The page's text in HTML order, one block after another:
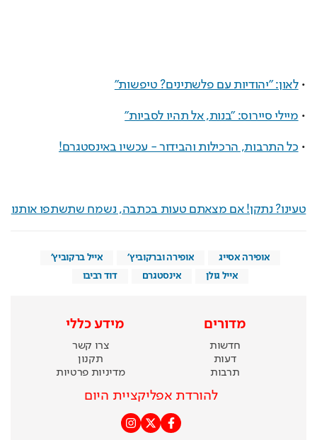
לאון: "יהודיות עם פלשתינים? טיפשות"
מיילי סיירוס: "בנות, אל תהיו לסביות"
כל התרבות, הרכילות והבידור - עכשיו באינסטגרם!
טעינו? נתקן! אם מצאתם טעות בכתבה, נשמח שתשתפו אותנו
אופירה אסייג אופירה וברקוביץ'
אייל ברקוביץ'
אייל גולן
אינסטגרם דוד רביבו
מדורים
חדשות
דעות
תרבות
מידע כללי
צרו קשר
תקנון
מדיניות פרטיות
להורדת אפליקציית היום